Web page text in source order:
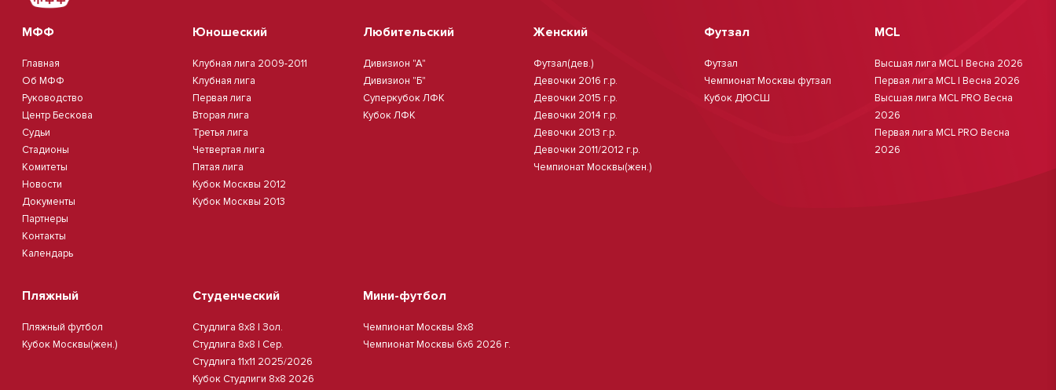
МФФ
Главная
Об МФФ
Руководство
Центр Бескова
Судьи
Стадионы
Комитеты
Новости
Документы
Партнеры
Контакты
Календарь
Юношеский
Клубная лига 2009-2011
Клубная лига
Первая лига
Вторая лига
Третья лига
Четвертая лига
Пятая лига
Кубок Москвы 2012
Кубок Москвы 2013
Любительский
Дивизион "А"
Дивизион "Б"
Суперкубок ЛФК
Кубок ЛФК
Женский
Футзал(дев.)
Девочки 2016 г.р.
Девочки 2015 г.р.
Девочки 2014 г.р.
Девочки 2013 г.р.
Девочки 2011/2012 г.р.
Чемпионат Москвы(жен.)
Футзал
Футзал
Чемпионат Москвы футзал
Кубок ДЮСШ
MCL
Высшая лига MCL | Весна 2026
Первая лига MCL | Весна 2026
Высшая лига MCL PRO Весна
2026
Первая лига MCL PRO Весна
2026
Пляжный
Пляжный футбол
Кубок Москвы(жен.)
Студенческий
Студлига 8х8 | Зол.
Студлига 8х8 | Сер.
Студлига 11х11 2025/2026
Кубок Студлиги 8х8 2026
Мини-футбол
Чемпионат Москвы 8х8
Чемпионат Москвы 6х6 2026 г.